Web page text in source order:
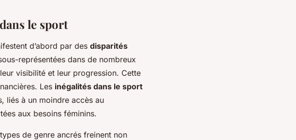
le sport
d’abord par des disparités
représentées dans de nombreux
visibilité et leur progression. Cette
Les inégalités dans le sport
liés à un moindre accès au
aux besoins féminins.
de genre ancrés freinent non